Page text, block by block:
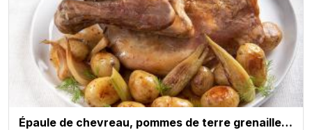
Épaule de chevreau, pommes de terre grenaille…